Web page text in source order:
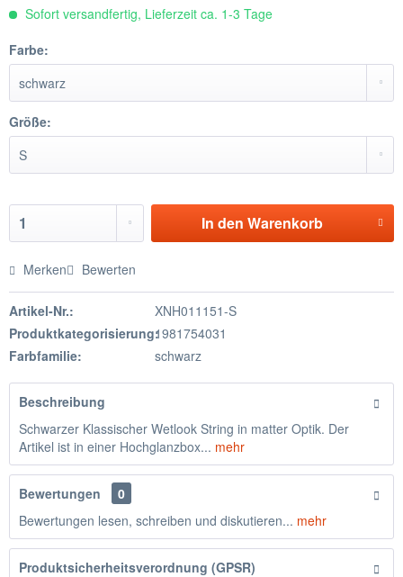
Sofort versandfertig, Lieferzeit ca. 1-3 Tage
Farbe:
Größe:
In den Warenkorb
Merken Bewerten
Artikel-Nr.:
XNH011151-S
Produktkategorisierung:1981754031
Farbfamilie:
schwarz
Beschreibung
Schwarzer Klassischer Wetlook String in matter Optik. Der
Artikel ist in einer Hochglanzbox... mehr
Bewertungen
0
Bewertungen lesen, schreiben und diskutieren... mehr
Produktsicherheitsverordnung (GPSR)